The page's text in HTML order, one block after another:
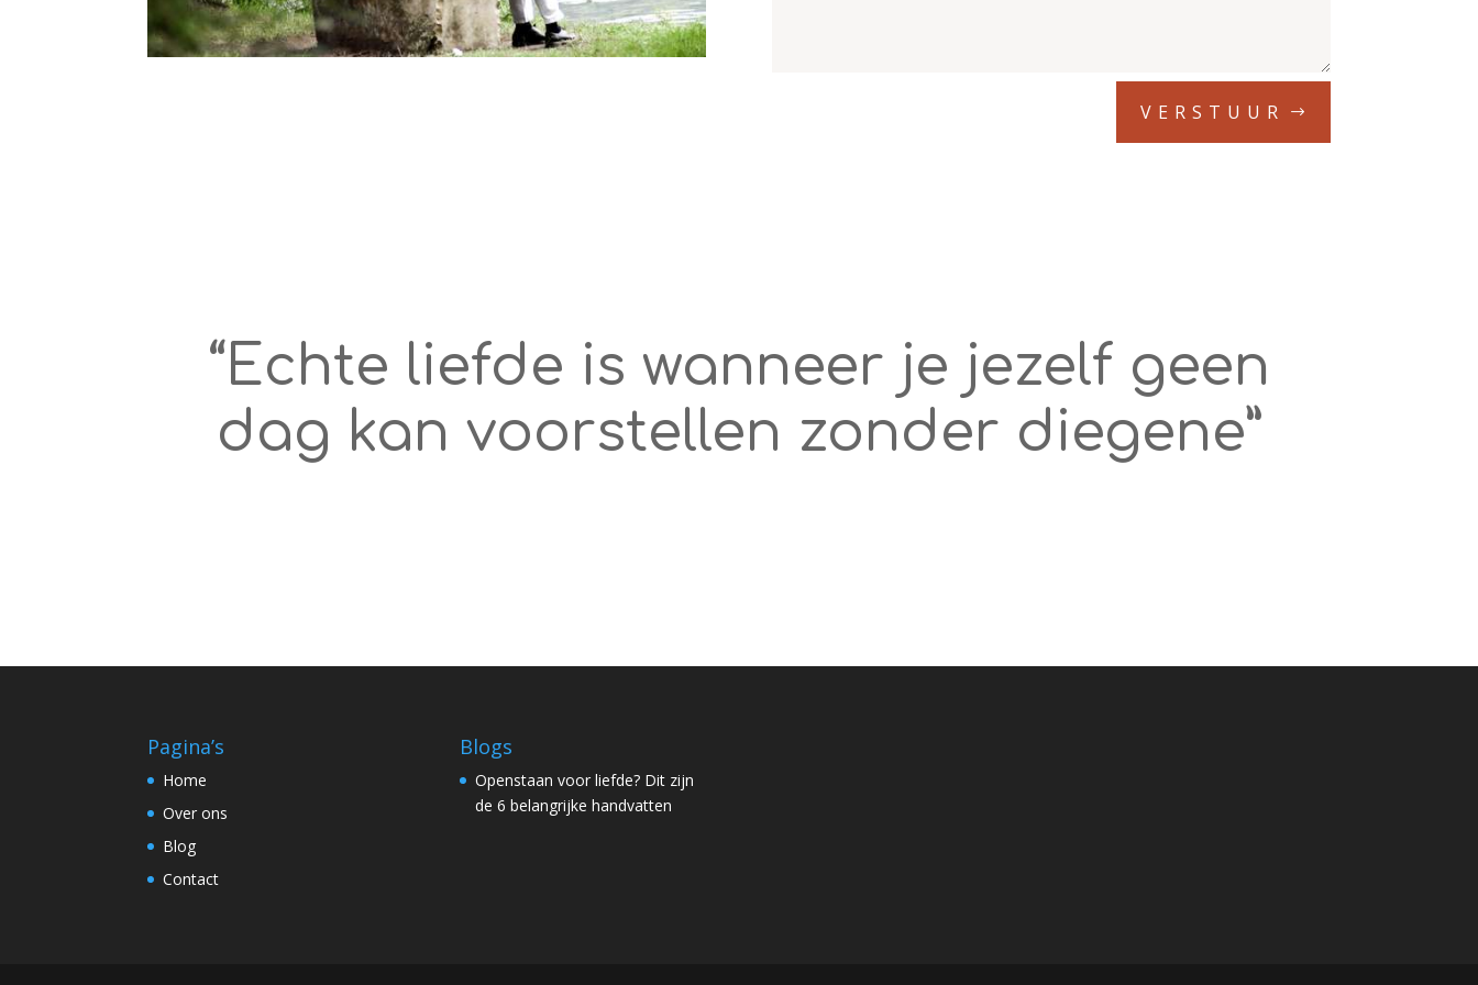
VERSTUUR
“Echte liefde is wanneer je jezelf geen
dag kan voorstellen zonder diegene”
Pagina’s
Home
Over ons
Blog
Contact
Blogs
Openstaan voor liefde? Dit zijn
de 6 belangrijke handvatten